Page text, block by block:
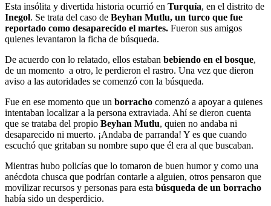
Esta insólita y divertida historia ocurrió en Turquía, en el distrito de
Inegol. Se trata del caso de Beyhan Mutlu, un turco que fue
reportado como desaparecido el martes. Fueron sus amigos
quienes levantaron la ficha de búsqueda.
De acuerdo con lo relatado, ellos estaban bebiendo en el bosque,
de un momento a otro, le perdieron el rastro. Una vez que dieron
aviso a las autoridades se comenzó con la búsqueda.
Fue en ese momento que un borracho comenzó a apoyar a quienes
intentaban localizar a la persona extraviada. Ahí se dieron cuenta
que se trataba del propio Beyhan Mutlu, quien no andaba ni
desaparecido ni muerto. ¡Andaba de parranda! Y es que cuando
escuchó que gritaban su nombre supo que él era al que buscaban.
Mientras hubo policías que lo tomaron de buen humor y como una
anécdota chusca que podrían contarle a alguien, otros pensaron que
movilizar recursos y personas para esta búsqueda de un borracho
había sido un desperdicio.